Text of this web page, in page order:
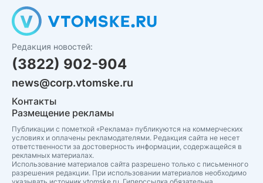
Редакция новостей:
(3822) 902-904
news@corp.vtomske.ru
Контакты
Размещение рекламы
Публикации с пометкой «Реклама» публикуются на коммерческих
условиях и оплачены рекламодателями. Редакция сайта не несет
ответственности за достоверность информации, содержащейся в
рекламных материалах.
Использование материалов сайта разрешено только с письменного
разрешения редакции. При использовании материалов необходимо